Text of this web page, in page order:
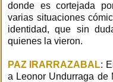
donde es cortejada
varias situaciones
identidad, que sin
quienes la vieron.
PAZ IRARRAZABAL:
a Leonor Undurraga de